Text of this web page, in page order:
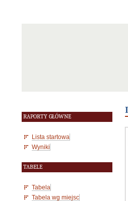
RAPORTY GŁÓWNE
Lista startowa
Wyniki
TABELE
Tabela
Tabela wg miejsc